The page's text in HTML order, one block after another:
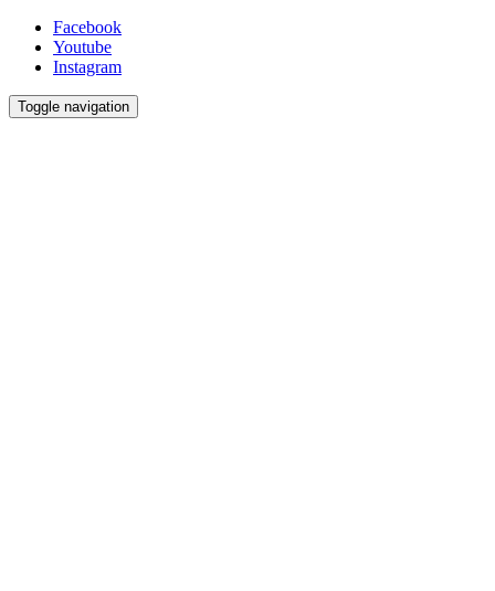
Facebook
Youtube
Instagram
Toggle navigation